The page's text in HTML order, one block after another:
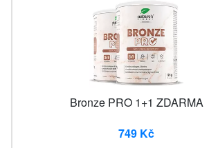
Bronze PRO 1+1 ZDARMA
749 Kč